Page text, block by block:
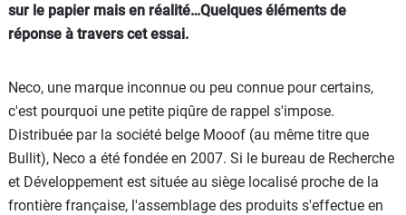
sur le papier mais en réalité…Quelques éléments de
réponse à travers cet essai.
Neco, une marque inconnue ou peu connue pour certains,
c'est pourquoi une petite piqûre de rappel s'impose.
Distribuée par la société belge Mooof (au même titre que
Bullit), Neco a été fondée en 2007. Si le bureau de Recherche
et Développement est située au siège localisé proche de la
frontière française, l'assemblage des produits s'effectue en